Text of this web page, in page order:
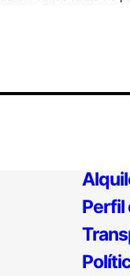
Perfil